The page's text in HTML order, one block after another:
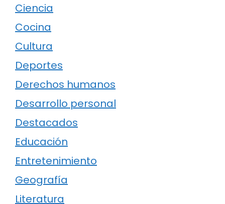
Ciencia
Cocina
Cultura
Deportes
Derechos humanos
Desarrollo personal
Destacados
Educación
Entretenimiento
Geografía
Literatura